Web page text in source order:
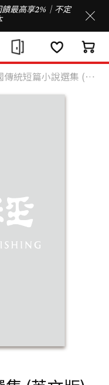
最高享2%｜不定
統短篇小說選集 (英文版)